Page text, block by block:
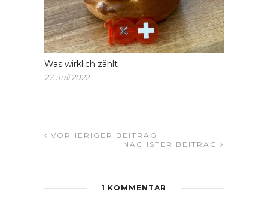
Was wirklich zählt
27. Juli 2022
VORHERIGER BEITRAG
NÄCHSTER BEITRAG
1 KOMMENTAR